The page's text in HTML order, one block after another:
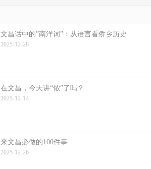
文昌话中的”南洋词”：从语言看侨乡历史
2025-12-28
在文昌，今天讲“侬”了吗？
2025-12-14
来文昌必做的100件事
2025-12-26